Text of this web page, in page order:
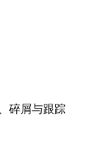
碎屑与跟踪